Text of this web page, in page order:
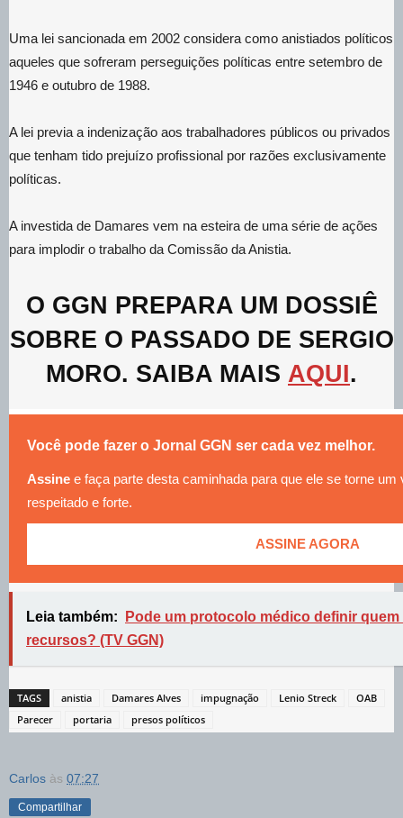
Uma lei sancionada em 2002 considera como anistiados políticos
aqueles que sofreram perseguições políticas entre setembro de
1946 e outubro de 1988.
A lei previa a indenização aos trabalhadores públicos ou privados
que tenham tido prejuízo profissional por razões exclusivamente
políticas.
A investida de Damares vem na esteira de uma série de ações
para implodir o trabalho da Comissão da Anistia.
O GGN PREPARA UM DOSSIÊ
SOBRE O PASSADO DE SERGIO
MORO. SAIBA MAIS AQUI.
Você pode fazer o Jornal GGN ser cada vez melhor.
Assine e faça parte desta caminhada para que ele se torne
respeitado e forte.
ASSINE AGORA
Leia também:
Pode um protocolo médico definir
recursos? (TV GGN)
TAGS anistia Damares Alves impugnação Lenio Streck
OAB
Parecer
portaria presos políticos
Carlos às 07:27
Compartilhar